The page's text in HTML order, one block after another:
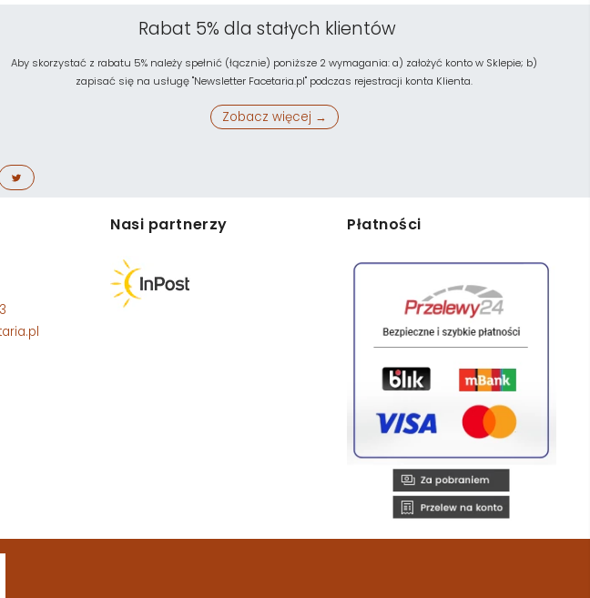
Rabat 5% dla stałych klientów
Aby skorzystać z rabatu 5% należy spełnić (łącznie) poniższe 2 wymagania: a) założyć konto w Sklepie; b)
zapisać się na usługę "Newsletter Facetaria.pl" podczas rejestracji konta Klienta.
Zobacz więcej →
Nasi partnerzy Płatności